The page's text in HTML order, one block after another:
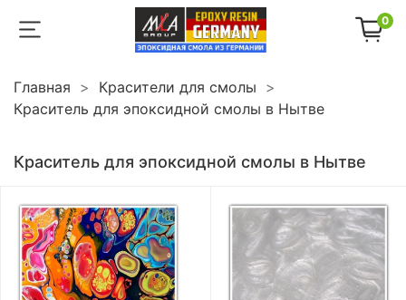
0
Главная
Красители для смолы
Краситель для эпоксидной смолы в Нытве
Краситель для эпоксидной смолы в Нытве